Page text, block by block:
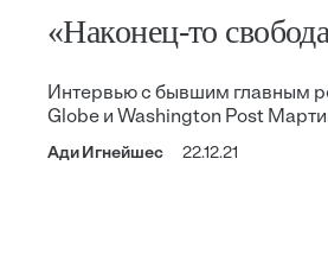
«Наконец-то
Интервью с бывшим главным
Globe и Washington Post
Ади Игнейшес 22.12.21